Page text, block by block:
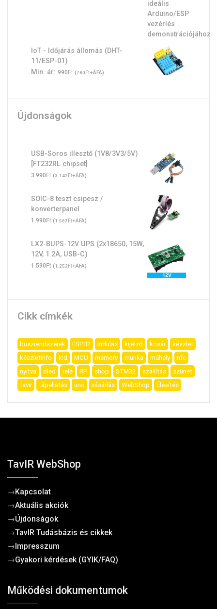
IoT - Időjárás állomás (DHT-
11/ESP-01)
Min. ár: 990Ft (780Ft+ÁFA)
Újdonságok
USB-Soros illesztő (1V8/3V3/5V)
[FT232RL chipset]
3.990Ft (3.142Ft+ÁFA)
SOIC-8 teszt csipesz /
konverterpanel
1.990Ft (1.567Ft+ÁFA)
LX2-BUPS-12V UPS (2x18650, 15W,
12V, 1.2A, USB-C)
1.590Ft (1.252Ft+ÁFA)
Cikk címkék
buszrendszerek ESP32 indulás kijelző kosár
készlet
készletinfo
lcd MCU memory munka műhely
nfc
nyitva
oled relé RP shop STM32 szállítás
szünet
tavir
tápellátás uno vásárlás WebShop Élesítés
TavIR WebShop
→Kapcsolat
→Aktuális akciók
→Újdonságok
→TavIR Tudásbázis és cikkek
→Impresszum
→Gyakori kérdések (GYIK/FAQ)
Működési dokumentumok